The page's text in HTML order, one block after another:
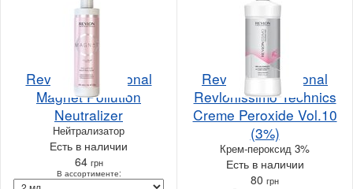
Revlon Professional
Magnet Pollution
Neutralizer
Нейтрализатор
Есть в наличии
64 грн
В ассортименте:
Revlon Professional
Revlonissimo Technics
Creme Peroxide Vol.10
(3%)
Крем-пероксид 3%
Есть в наличии
80 грн